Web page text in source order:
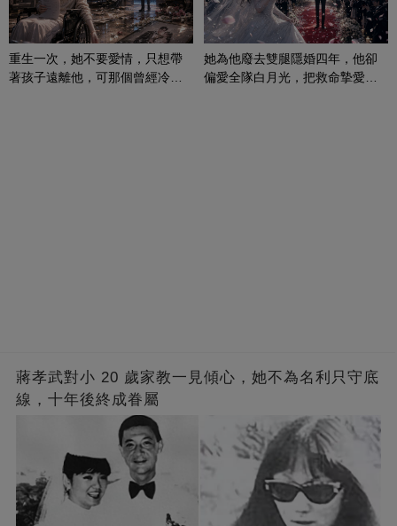
重生一次，她不要愛情，只想帶
著孩子遠離他，可那個曾經冷漠
她為他廢去雙腿隱婚四年，他卻
偏愛全隊白月光，把救命摯愛當
蔣孝武對小 20 歲家教一見傾心，她不為名利只守底
線，十年後終成眷屬